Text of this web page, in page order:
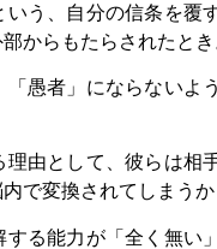
う、自分の信条を覆
からもたらされたとき
愚者」にならないよ
由として、彼らは相
で変換されてしまうか
る能力が「全く無い